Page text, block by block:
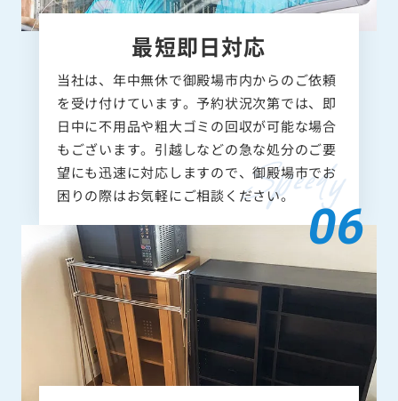
最短即日対応
当社は、年中無休で御殿場市内からのご依頼
を受け付けています。予約状況次第では、即
日中に不用品や粗大ゴミの回収が可能な場合
もございます。引越しなどの急な処分のご要
望にも迅速に対応しますので、御殿場市でお
困りの際はお気軽にご相談ください。